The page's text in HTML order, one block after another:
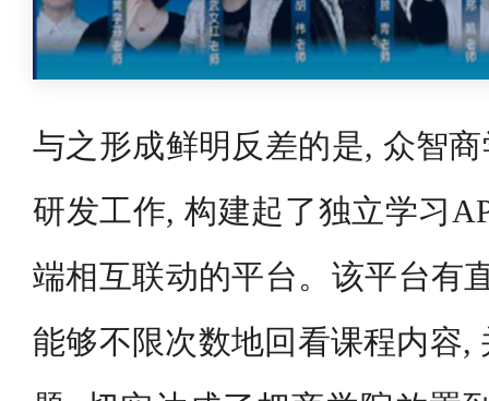
与之形成鲜明反差的是, 众智
研发工作, 构建起了独立学习
端相互联动的平台。该平台有
能够不限次数地回看课程内容,